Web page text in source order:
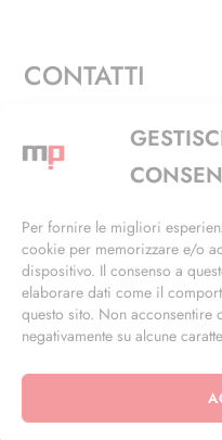
Per fornire le migliori
cookie per memorizzare e/o
dispositivo. Il consenso a
elaborare dati come il
questo sito. Non
negativamente su alcune
CONTATTI
Via Alfieri, 27 -
+39 02 4846 3155
info@masterphil.it